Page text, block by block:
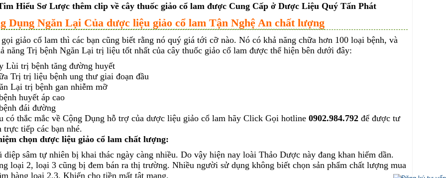
Hiểu Sơ Lược thêm clip về cây thuốc giảo cổ lam được Cung Cấp ở Dược Liệu Quý Tấn Phát
Dụng Ngăn Lại Của dược liệu giảo cổ lam Tận Nghệ An chất lượng
giảo cổ lam thì các bạn cũng biết rằng nó quý giá tới cỡ nào. Nó có khả năng chữa hơn 100 loại bệnh, và
năng Trị bệnh Ngăn Lại trị liệu tốt nhất của cây thuốc giảo cổ lam được thể hiện bên dưới đây:
Lùi trị bệnh tăng đường huyết
Trị trị liệu bệnh ung thư giai đoạn đầu
Lại trị bệnh gan nhiễm mỡ
huyết áp cao
đái đường
có thắc mắc về Cộng Dụng hỗ trợ của dược liệu giảo cổ lam hãy Click Gọi hotline 0902.984.792để được tư
trực tiếp các bạn nhé.
chọn dược liệu giảo cổ lam chất lượng:
diệp sâm tự nhiên bị khai thác ngày càng nhiều. Do vậy hiện nay loài Thảo Dược này đang khan hiếm dần.
loại 2, loại 3 cũng bị đem bán ra thị trường. Nhiều người sử dụng không biết chọn sản phẩm chất lượng mua
hàng loại 2,3. Khiến cho tiền mất tật mang.